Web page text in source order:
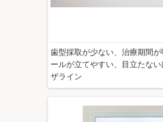
歯型採取が少ない、治療期間
ールが立てやすい、目立たな
ザライン